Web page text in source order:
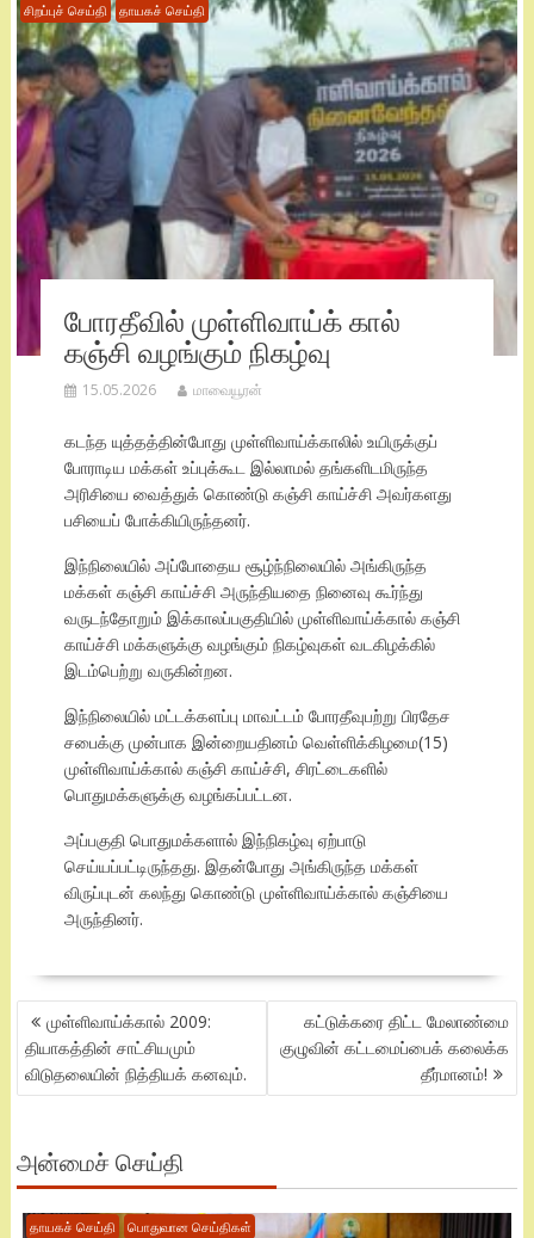
சிறப்புச் செய்தி தாயகச் செய்தி
போரதீவில் முள்ளிவாய்க் கால்
கஞ்சி வழங்கும் நிகழ்வு
15.05.2026 மாவையூரன்
கடந்த யுத்தத்தின்போது முள்ளிவாய்க்காலில் உயிருக்குப்
போராடிய மக்கள் உப்புக்கூட இல்லாமல் தங்களிடமிருந்த
அரிசியை வைத்துக் கொண்டு கஞ்சி காய்ச்சி அவர்களது
பசியைப் போக்கியிருந்தனர்.
இந்நிலையில் அப்போதைய சூழ்ந்நிலையில் அங்கிருந்த
மக்கள் கஞ்சி காய்ச்சி அருந்தியதை நினைவு கூர்ந்து
வருடந்தோறும் இக்காலப்பகுதியில் முள்ளிவாய்க்கால் கஞ்சி
காய்ச்சி மக்களுக்கு வழங்கும் நிகழ்வுகள் வடகிழக்கில்
இடம்பெற்று வருகின்றன.
இந்நிலையில் மட்டக்களப்பு மாவட்டம் போரதீவுபற்று பிரதேச
சபைக்கு முன்பாக இன்றையதினம் வெள்ளிக்கிழமை(15)
முள்ளிவாய்க்கால் கஞ்சி காய்ச்சி, சிரட்டைகளில்
பொதுமக்களுக்கு வழங்கப்பட்டன.
அப்பகுதி பொதுமக்களால் இந்நிகழ்வு ஏற்பாடு
செய்யப்பட்டிருந்தது. இதன்போது அங்கிருந்த மக்கள்
விருப்புடன் கலந்து கொண்டு முள்ளிவாய்க்கால் கஞ்சியை
அருந்தினர்.
POST
NAVIGATION
முள்ளிவாய்க்கால் 2009:
தியாகத்தின் சாட்சியமும்
விடுதலையின் நித்தியக் கனவும்.
கட்டுக்கரை திட்ட மேலாண்மை
குழுவின் கட்டமைப்பைக் கலைக்க
தீர்மானம்!
அன்மைச் செய்தி
தாயகச் செய்தி பொதுவான செய்திகள்